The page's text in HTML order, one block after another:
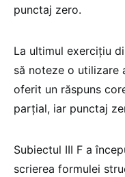
punctaj zero.
La ultimul exercițiu
să noteze o utilizare
oferit un răspuns
parțial, iar punctaj
Subiectul III F a
scrierea formulei